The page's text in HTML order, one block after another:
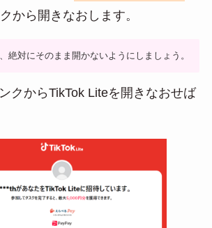
から開きなおします。
絶対にそのまま開かないようにしましょう。
クからTikTok Liteを開きなおせば